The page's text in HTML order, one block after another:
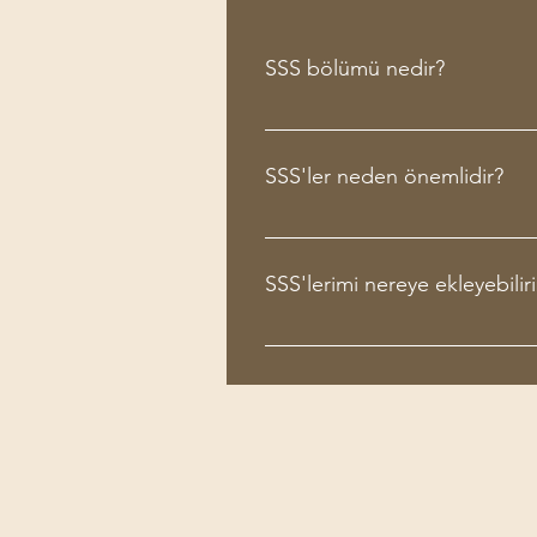
SSS bölümü nedir?
SSS bölümü, işletmenizle ilgili
SSS'ler neden önemlidir?
SSS'ler sitenizi ziyaret eden
SSS'lerimi nereye
SSS'ler sitenizdeki herhangi bir